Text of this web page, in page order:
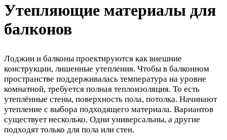
Утепляющие материалы для
балконов
Лоджии и балконы проектируются как внешние
конструкции, лишенные утепления. Чтобы в балконном
пространстве поддерживалась температура на уровне
комнатной, требуется полная теплоизоляция. То есть
утеплённые стены, поверхность пола, потолка. Начинают
утепление с выбора подходящего материала. Вариантов
существует несколько. Одни универсальны, а другие
подходят только для пола или стен.